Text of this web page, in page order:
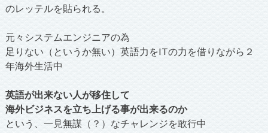
のレッテルを貼られる。
元々システムエンジニアの為
足りない（というか無い）英語力をITの力を借りながら２
年海外生活中
英語が出来ない人が移住して
海外ビジネスを立ち上げる事が出来るのか
という、一見無謀（？）なチャレンジを敢行中